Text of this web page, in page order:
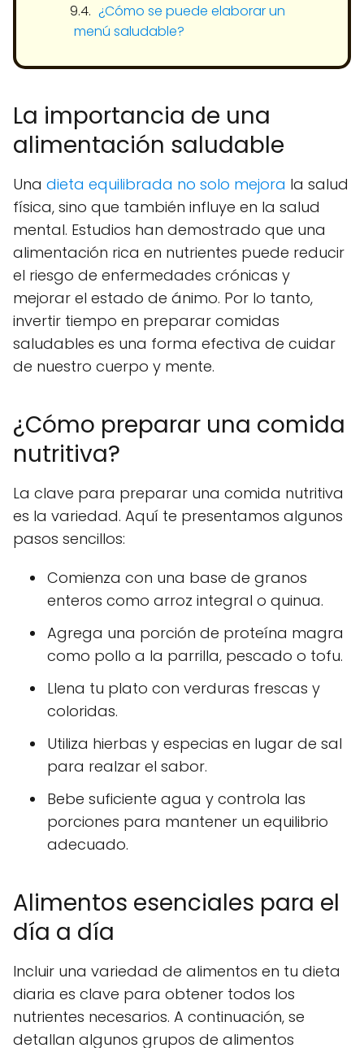
¿Cómo se puede elaborar un
menú saludable?
La importancia de una
alimentación saludable
Una dieta equilibrada no solo mejora la salud
física, sino que también influye en la salud
mental. Estudios han demostrado que una
alimentación rica en nutrientes puede reducir
el riesgo de enfermedades crónicas y
mejorar el estado de ánimo. Por lo tanto,
invertir tiempo en preparar comidas
saludables es una forma efectiva de cuidar
de nuestro cuerpo y mente.
¿Cómo preparar una comida
nutritiva?
La clave para preparar una comida nutritiva
es la variedad. Aquí te presentamos algunos
pasos sencillos:
Comienza con una base de granos
enteros como arroz integral o quinua.
Agrega una porción de proteína magra
como pollo a la parrilla, pescado o tofu.
Llena tu plato con verduras frescas y
coloridas.
Utiliza hierbas y especias en lugar de sal
para realzar el sabor.
Bebe suficiente agua y controla las
porciones para mantener un equilibrio
adecuado.
Alimentos esenciales para el
día a día
Incluir una variedad de alimentos en tu dieta
diaria es clave para obtener todos los
nutrientes necesarios. A continuación, se
detallan algunos grupos de alimentos